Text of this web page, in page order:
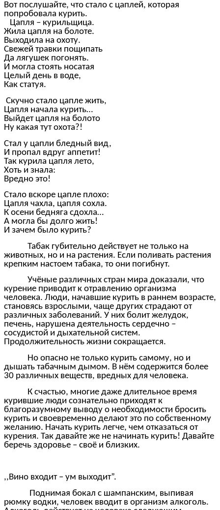
Вот послушайте, что стало с цаплей, которая
попробовала курить.
Цапля – курильщица.
Жила цапля на болоте.
Выходила на охоту.
Свежей травки пощипать
Да лягушек погонять.
И могла стоять носатая
Целый день в воде,
Как статуя.
Скучно стало цапле жить,
Цапля начала курить…
Выйдет цапля на болото
Ну какая тут охота?!
Стал у цапли бледный вид,
И пропал вдруг аппетит!
Так курила цапля лето,
Хоть и знала:
Вредно это!
Стало вскоре цапле плохо:
Цапля чахла, цапля сохла.
К осени бедняга сдохла…
А могла бы долго жить!
И зачем было курить?
Табак губительно действует не только на
животных, но и на растения. Если поливать растения
крепким настоем табака, то они погибнут.
Учёные различных стран мира доказали, что
курение приводит к отравлению организма
человека. Люди, начавшие курить в раннем возрасте,
становясь взрослыми, чаще других страдают от
различных заболеваний. У них болит желудок,
печень, нарушена деятельность сердечно –
сосудистой и дыхательной систем.
Продолжительность жизни сокращается.
Но опасно не только курить самому, но и
дышать табачным дымом. В нём содержится более
30 различных веществ, вредных для человека.
К счастью, многие даже длительное время
курившие люди сознательно приходят к
благоразумному выводу о необходимости бросить
курить и своевременно делают это по собственному
желанию. Начать курить легче, чем отказаться от
курения. Так давайте же не начинать курить! Давайте
беречь здоровье – своё и близких.
,,Вино входит – ум выходит”.
Поднимая бокал с шампанским, выпивая
рюмку водки, человек вводит в организм алкоголь.